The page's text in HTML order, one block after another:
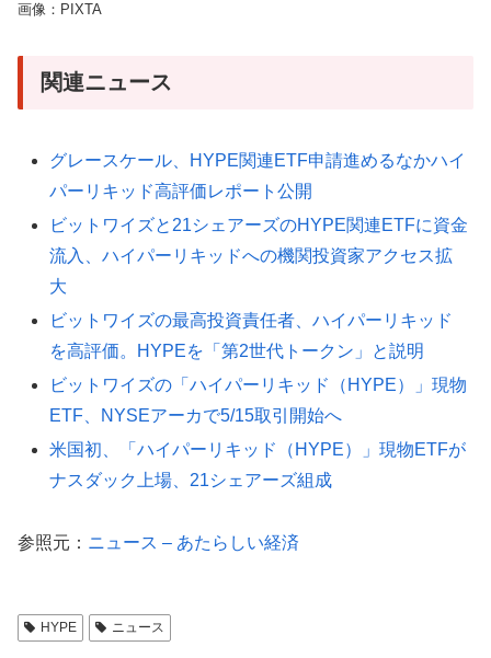
画像：PIXTA
関連ニュース
グレースケール、HYPE関連ETF申請進めるなかハイ
パーリキッド高評価レポート公開
ビットワイズと21シェアーズのHYPE関連ETFに資金
流入、ハイパーリキッドへの機関投資家アクセス拡
大
ビットワイズの最高投資責任者、ハイパーリキッド
を高評価。HYPEを「第2世代トークン」と説明
ビットワイズの「ハイパーリキッド（HYPE）」現物
ETF、NYSEアーカで5/15取引開始へ
米国初、「ハイパーリキッド（HYPE）」現物ETFが
ナスダック上場、21シェアーズ組成
参照元： ニュース – あたらしい経済
HYPE ニュース